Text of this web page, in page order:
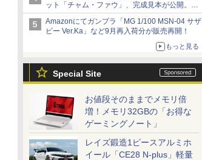
ット「チャム・ファウ」、完成見本が公開。9
月3日頃発売予定
Amazonにてガンプラ「MG 1/100 MSN-04 サザ
ビー Ver.Ka」など9月再入荷分が販売再開！
もっと見る
Special Site
お値段そのままでメモリ倍
増！メモリ32GBの「お得な
ゲーミングノート」
レイズ鍛造1ピースアルミホ
イール「CE28 N-plus」軽量